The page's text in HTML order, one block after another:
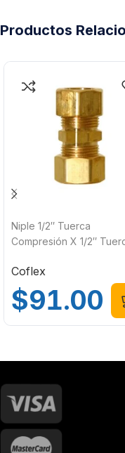
Productos
Niple 1/2″ Tuerca
Compresión X 1/2″
Coflex
$91.00